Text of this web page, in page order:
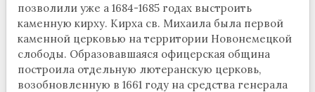
позволили уже а 1684-1685 годах выстроить
каменную кирху. Кирха св. Михаила была первой
каменной церковью на территории Новонемецкой
слободы. Образовавшаяся офицерская община
построила отдельную лютеранскую церковь,
возобновленную в 1661 году на средства генерала